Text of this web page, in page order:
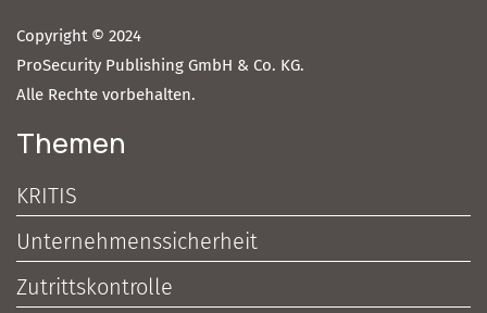
Copyright © 2024
ProSecurity Publishing GmbH & Co. KG.
Alle Rechte vorbehalten.
Themen
KRITIS
Unternehmenssicherheit
Zutrittskontrolle